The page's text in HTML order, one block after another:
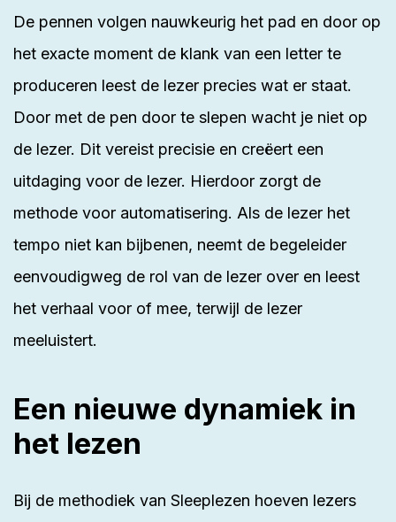
De pennen volgen nauwkeurig het pad en door op
het exacte moment de klank van een letter te
produceren leest de lezer precies wat er staat.
Door met de pen door te slepen wacht je niet op
de lezer. Dit vereist precisie en creëert een
uitdaging voor de lezer. Hierdoor zorgt de
methode voor automatisering. Als de lezer het
tempo niet kan bijbenen, neemt de begeleider
eenvoudigweg de rol van de lezer over en leest
het verhaal voor of mee, terwijl de lezer
meeluistert.
Een nieuwe dynamiek in
het lezen
Bij de methodiek van Sleeplezen hoeven lezers